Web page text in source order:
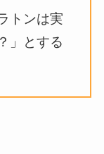
トンは実
」とする